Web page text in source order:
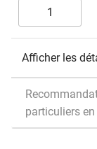
Afficher les
particuliers en